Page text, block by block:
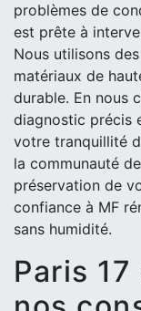
problèmes de
est prête à
Nous utilisons
matériaux de
durable. En nous
diagnostic précis
votre tranquillité
la communauté
préservation de
confiance à MF
sans humidité.
Paris